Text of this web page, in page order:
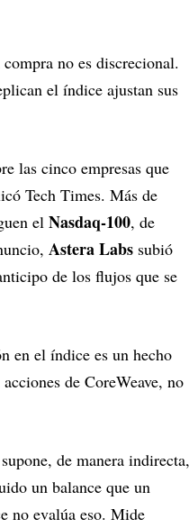
no es discrecional.
el índice ajustan sus
las cinco empresas que
Tech Times. Más de
el Nasdaq-100, de
Astera Labs subió
de los flujos que se
en el índice es un hecho
de CoreWeave, no
de manera indirecta,
un balance que un
no evalúa eso. Mide